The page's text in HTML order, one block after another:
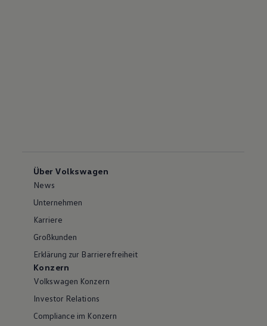
Über Volkswagen
News
Unternehmen
Karriere
Großkunden
Erklärung zur Barrierefreiheit
Konzern
Volkswagen Konzern
Investor Relations
Compliance im Konzern